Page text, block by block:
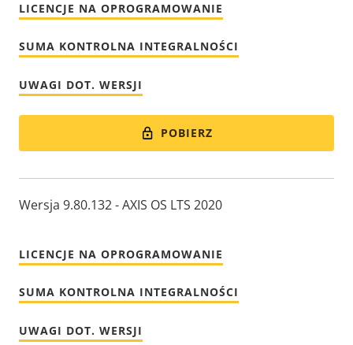
LICENCJE NA OPROGRAMOWANIE
SUMA KONTROLNA INTEGRALNOŚCI
UWAGI DOT. WERSJI
POBIERZ
Wersja 9.80.132 - AXIS OS LTS 2020
LICENCJE NA OPROGRAMOWANIE
SUMA KONTROLNA INTEGRALNOŚCI
UWAGI DOT. WERSJI